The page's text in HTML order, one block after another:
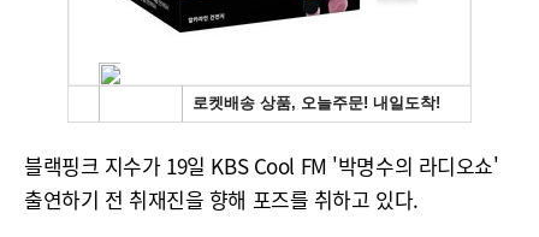
블랙핑크 지수가 19일 KBS Cool FM '박명수의 라디오쇼'
출연하기 전 취재진을 향해 포즈를 취하고 있다.